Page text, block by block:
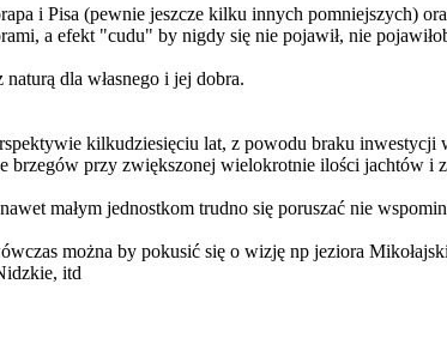
i Pisa (pewnie jeszcze kilku innych pomniejszych)
a efekt "cudu" by nigdy się nie pojawił, nie
dla własnego i jej dobra.
kilkudziesięciu lat, z powodu braku inwestycji
przy zwiększonej wielokrotnie ilości jachtów i
małym jednostkom trudno się poruszać nie
można by pokusić się o wizję np jeziora
itd